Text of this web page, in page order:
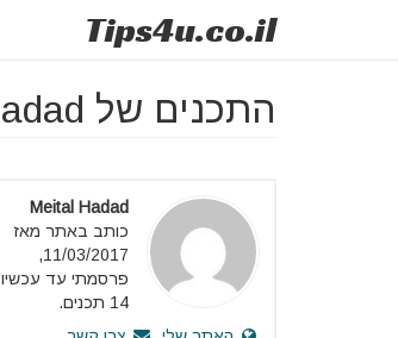
Tips4u.co.il
התכנים של Meital Hadad
Meital Hadad
כותב באתר מאז
11/03/2017,
פרסמתי עד עכשיו
14 תכנים.